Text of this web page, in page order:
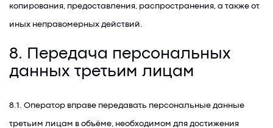
копирования, предоставления, распространения, а также от
иных неправомерных действий.
8. Передача персональных
данных третьим лицам
8.1. Оператор вправе передавать персональные данные
третьим лицам в объёме, необходимом для достижения